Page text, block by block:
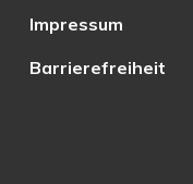
Impressum
Barrierefreiheit